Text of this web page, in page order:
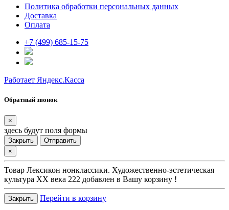
Политика обработки персональных данных
Доставка
Оплата
+7 (499) 685-15-75
Работает Яндекс.Касса
Обратный звонок
×
здесь будут поля формы
Закрыть
Отправить
×
Товар Лексикон нонклассики. Художественно-эстетическая
культура XX века 222 добавлен в Вашу корзину !
Закрыть Перейти в корзину